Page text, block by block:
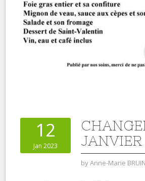
12
Jan 2023
byAnne-Marie BRUIN